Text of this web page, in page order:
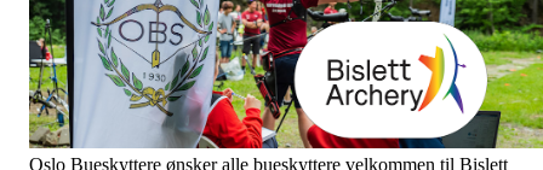
Oslo Bueskyttere ønsker alle bueskyttere velkommen til Bislett